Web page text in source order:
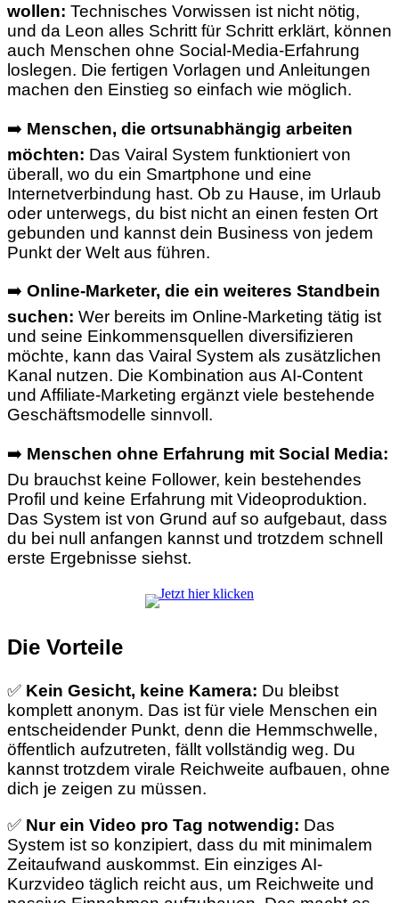
wollen: Technisches Vorwissen ist nicht nötig,
und da Leon alles Schritt für Schritt erklärt, können
auch Menschen ohne Social-Media-Erfahrung
loslegen. Die fertigen Vorlagen und Anleitungen
machen den Einstieg so einfach wie möglich.
➡️ Menschen, die ortsunabhängig arbeiten
möchten: Das Vairal System funktioniert von
überall, wo du ein Smartphone und eine
Internetverbindung hast. Ob zu Hause, im Urlaub
oder unterwegs, du bist nicht an einen festen Ort
gebunden und kannst dein Business von jedem
Punkt der Welt aus führen.
➡️ Online-Marketer, die ein weiteres Standbein
suchen: Wer bereits im Online-Marketing tätig ist
und seine Einkommensquellen diversifizieren
möchte, kann das Vairal System als zusätzlichen
Kanal nutzen. Die Kombination aus AI-Content
und Affiliate-Marketing ergänzt viele bestehende
Geschäftsmodelle sinnvoll.
➡️ Menschen ohne Erfahrung mit Social Media:
Du brauchst keine Follower, kein bestehendes
Profil und keine Erfahrung mit Videoproduktion.
Das System ist von Grund auf so aufgebaut, dass
du bei null anfangen kannst und trotzdem schnell
erste Ergebnisse siehst.
Die Vorteile
✅ Kein Gesicht, keine Kamera: Du bleibst
komplett anonym. Das ist für viele Menschen ein
entscheidender Punkt, denn die Hemmschwelle,
öffentlich aufzutreten, fällt vollständig weg. Du
kannst trotzdem virale Reichweite aufbauen, ohne
dich je zeigen zu müssen.
✅ Nur ein Video pro Tag notwendig: Das
System ist so konzipiert, dass du mit minimalem
Zeitaufwand auskommst. Ein einziges AI-
Kurzvideo täglich reicht aus, um Reichweite und